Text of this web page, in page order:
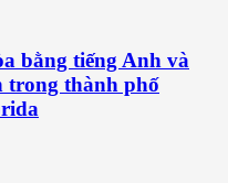
bằng tiếng Anh và
trong thành phố